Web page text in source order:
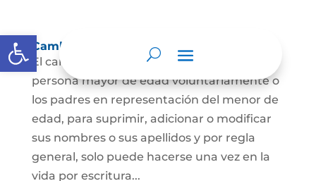
Abrir barra de herramientas
Cambio Nombre
El cambio de nombre lo podrá hacer la
persona mayor de edad voluntariamente o
los padres en representación del menor de
edad, para suprimir, adicionar o modificar
sus nombres o sus apellidos y por regla
general, solo puede hacerse una vez en la
vida por escritura...